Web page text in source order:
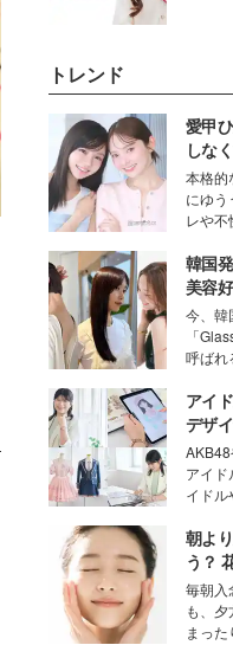
トレンド
愛甲
しな
対策”
本格的
にゆう
レや不
モデル
好さん
ク。
すヒ
生理
韓国
美容
「ヘ
今、韓
「
呼ばれ
ション
して、
めて
子。今
な髪を
女性
ます。
アイ
デザ
愛い”
クロ
アイド
イドル
取締役
ター・
個性に
衣装作
気と
朝よ
う？
ータ
ン（
の常
毎朝入
も、
まっ